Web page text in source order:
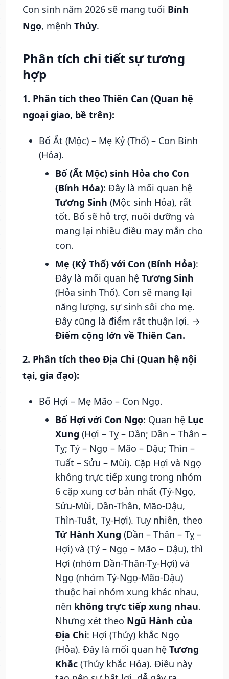
Con sinh năm 2026 sẽ mang tuổi Bính
Ngọ, mệnh Thủy.
Phân tích chi tiết sự tương
hợp
1. Phân tích theo Thiên Can (Quan hệ
ngoại giao, bề trên):
Bố Ất (Mộc) – Mẹ Kỷ (Thổ) – Con Bính
(Hỏa).
Bố (Ất Mộc) sinh Hỏa cho Con
(Bính Hỏa): Đây là mối quan hệ
Tương Sinh (Mộc sinh Hỏa), rất
tốt. Bố sẽ hỗ trợ, nuôi dưỡng và
mang lại nhiều điều may mắn cho
con.
Mẹ (Kỷ Thổ) với Con (Bính Hỏa):
Đây là mối quan hệ Tương Sinh
(Hỏa sinh Thổ). Con sẽ mang lại
năng lượng, sự sinh sôi cho mẹ.
Đây cũng là điểm rất thuận lợi. →
Điểm cộng lớn về Thiên Can.
2. Phân tích theo Địa Chi (Quan hệ nội
tại, gia đạo):
Bố Hợi – Mẹ Mão – Con Ngọ.
Bố Hợi với Con Ngọ: Quan hệ Lục
Xung (Hợi – Tỵ – Dần; Dần – Thân –
Tỵ; Tý – Ngọ – Mão – Dậu; Thìn –
Tuất – Sửu – Mùi). Cặp Hợi và Ngọ
không trực tiếp xung trong nhóm
6 cặp xung cơ bản nhất (Tý-Ngọ,
Sửu-Mùi, Dần-Thân, Mão-Dậu,
Thìn-Tuất, Tỵ-Hợi). Tuy nhiên, theo
Tứ Hành Xung (Dần – Thân – Tỵ –
Hợi) và (Tý – Ngọ – Mão – Dậu), thì
Hợi (nhóm Dần-Thân-Tỵ-Hợi) và
Ngọ (nhóm Tý-Ngọ-Mão-Dậu)
thuộc hai nhóm xung khác nhau,
nên không trực tiếp xung nhau.
Nhưng xét theo Ngũ Hành của
Địa Chi: Hợi (Thủy) khắc Ngọ
(Hỏa). Đây là mối quan hệ Tương
Khắc (Thủy khắc Hỏa). Điều này